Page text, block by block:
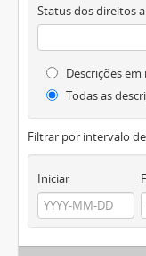
Status dos direitos
Descrições
Todas as
Filtrar por intervalo
Iniciar